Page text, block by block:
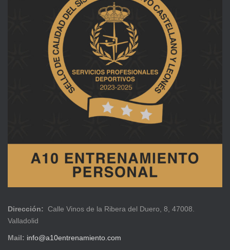
Dirección: Calle Vinos de la Ribera del Duero, 8, 47008.
Valladolid
Mail: info@a10entrenamiento.com